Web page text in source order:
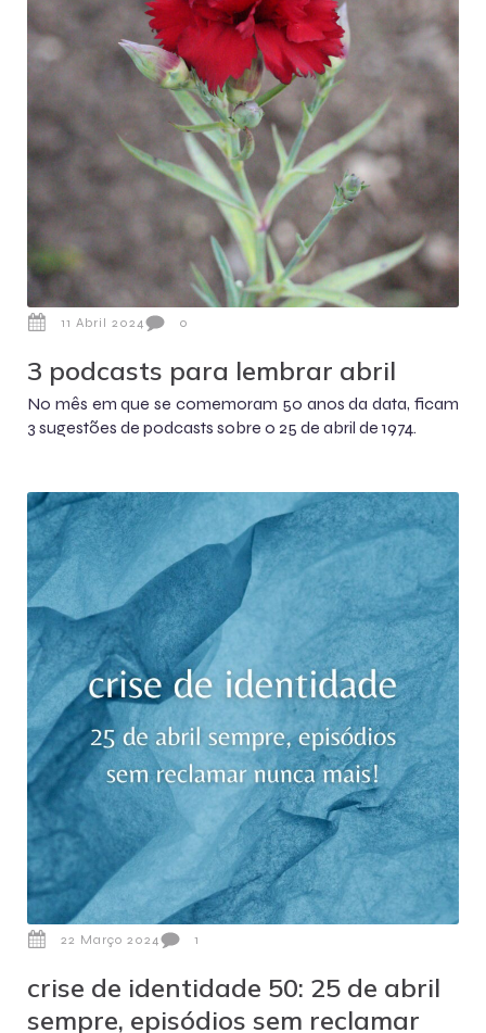
11 Abril 2024 0
3 podcasts para lembrar abril
No mês em que se comemoram 50 anos da data, ficam
3 sugestões de podcasts sobre o 25 de abril de 1974.
22 Março 2024 1
crise de identidade 50: 25 de abril
sempre, episódios sem reclamar